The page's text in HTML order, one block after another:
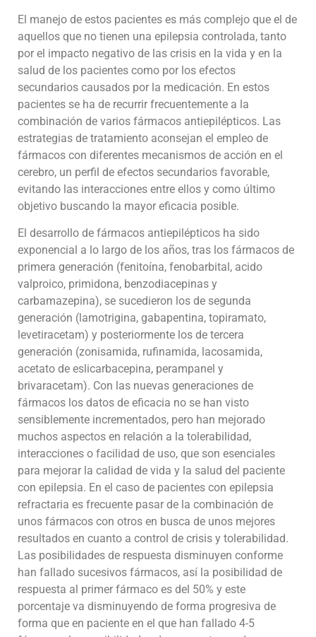
El manejo de estos pacientes es más complejo que el de
aquellos que no tienen una epilepsia controlada, tanto
por el impacto negativo de las crisis en la vida y en la
salud de los pacientes como por los efectos
secundarios causados por la medicación. En estos
pacientes se ha de recurrir frecuentemente a la
combinación de varios fármacos antiepilépticos. Las
estrategias de tratamiento aconsejan el empleo de
fármacos con diferentes mecanismos de acción en el
cerebro, un perfil de efectos secundarios favorable,
evitando las interacciones entre ellos y como último
objetivo buscando la mayor eficacia posible.
El desarrollo de fármacos antiepilépticos ha sido
exponencial a lo largo de los años, tras los fármacos de
primera generación (fenitoína, fenobarbital, acido
valproico, primidona, benzodiacepinas y
carbamazepina), se sucedieron los de segunda
generación (lamotrigina, gabapentina, topiramato,
levetiracetam) y posteriormente los de tercera
generación (zonisamida, rufinamida, lacosamida,
acetato de eslicarbacepina, perampanel y
brivaracetam). Con las nuevas generaciones de
fármacos los datos de eficacia no se han visto
sensiblemente incrementados, pero han mejorado
muchos aspectos en relación a la tolerabilidad,
interacciones o facilidad de uso, que son esenciales
para mejorar la calidad de vida y la salud del paciente
con epilepsia. En el caso de pacientes con epilepsia
refractaria es frecuente pasar de la combinación de
unos fármacos con otros en busca de unos mejores
resultados en cuanto a control de crisis y tolerabilidad.
Las posibilidades de respuesta disminuyen conforme
han fallado sucesivos fármacos, así la posibilidad de
respuesta al primer fármaco es del 50% y este
porcentaje va disminuyendo de forma progresiva de
forma que en paciente en el que han fallado 4-5